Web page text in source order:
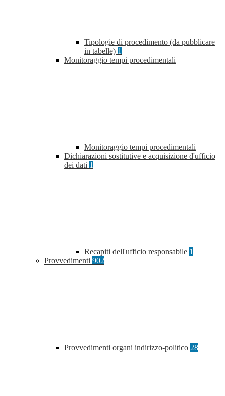
Tipologie di procedimento (da pubblicare
in tabelle) 1
Monitoraggio tempi procedimentali
Monitoraggio tempi procedimentali
Dichiarazioni sostitutive e acquisizione d'ufficio
dei dati 1
Recapiti dell'ufficio responsabile 1
Provvedimenti 902
Provvedimenti organi indirizzo-politico 28